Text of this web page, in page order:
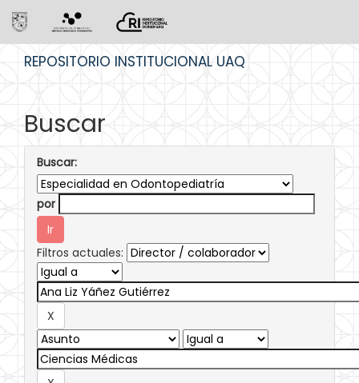
REPOSITORIO INSTITUCIONAL UAQ
Buscar
Buscar:
por
Filtros actuales: